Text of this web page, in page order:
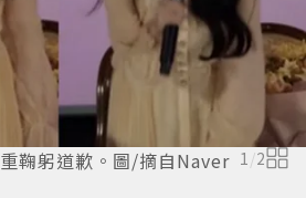
鞠躬道歉。圖/摘自Naver 1/2